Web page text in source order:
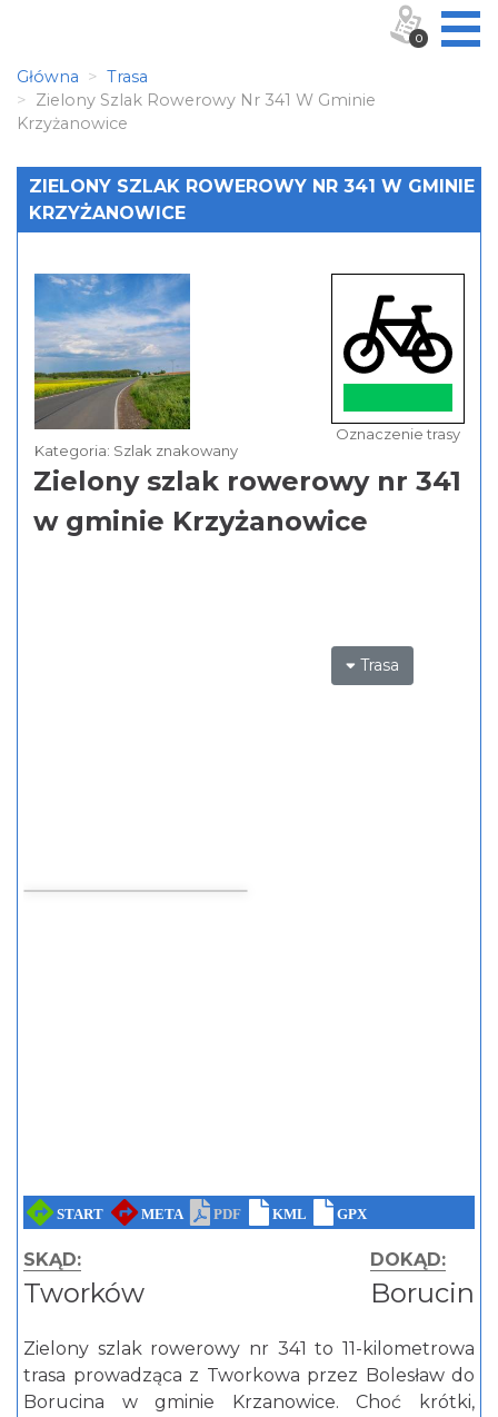
Główna
Trasa
Zielony Szlak Rowerowy Nr 341 W Gminie
Krzyżanowice
ZIELONY SZLAK ROWEROWY NR 341 W GMINIE
KRZYŻANOWICE
Kategoria: Szlak znakowany
Zielony szlak rowerowy nr 341
w gminie Krzyżanowice
Oznaczenie trasy
Trasa
SKĄD:
Tworków
DOKĄD:
Borucin
Zielony szlak rowerowy nr 341 to 11-kilometrowa
trasa prowadząca z Tworkowa przez Bolesław do
Borucina w gminie Krzanowice. Choć krótki,
0